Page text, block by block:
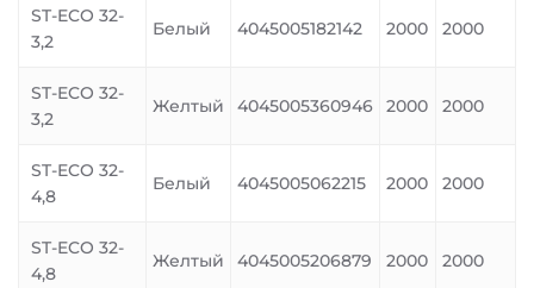
ST-ECO 32-
3,2
Белый 4045005182142 2000 2000
ST-ECO 32-
3,2
Желтый 4045005360946 2000 2000
ST-ECO 32-
4,8
Белый 4045005062215 2000 2000
ST-ECO 32-
4,8
Желтый 4045005206879 2000 2000